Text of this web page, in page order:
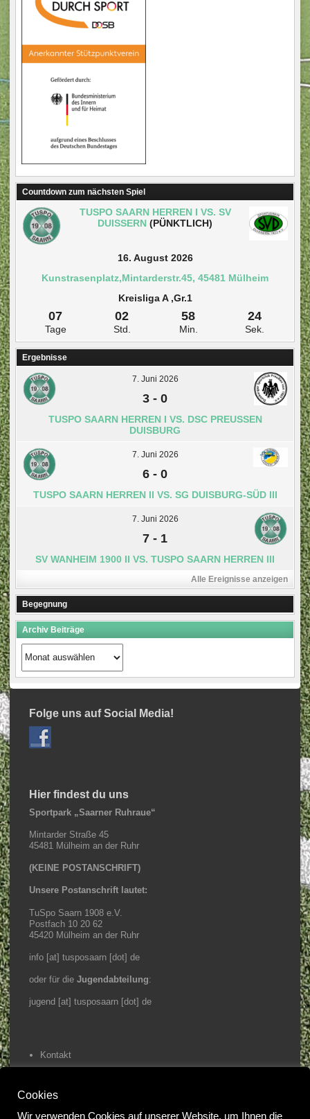
Countdown zum nächsten Spiel
TUSPO SAARN HERREN I VS. SV
DUISSERN (PÜNKTLICH)
16. August 2026
Kunstrasenplatz,Mintarderstr.45, 45481 Mülheim
Kreisliga A ,Gr.1
07
Tage
02
Std.
58
Min.
24
Sek.
Ergebnisse
7. Juni 2026
3 - 0
TUSPO SAARN HERREN I VS. DSC PREUSSEN D
UISBURG
7. Juni 2026
6 - 0
TUSPO SAARN HERREN II VS. SG DUISBURG-SÜD III
7. Juni 2026
7 - 1
SV WANHEIM 1900 II VS. TUSPO SAARN HERREN III
Alle Ereignisse anzeigen
Begegnung
Archiv Beiträge
Archiv
Beiträge
Folge uns auf Social Media!
Hier findest du uns
Sportpark „Saarner Ruhraue“
Mintarder Straße 45
45481 Mülheim an der Ruhr
(KEINE POSTANSCHRIFT)
Unsere Postanschrift lautet:
TuSpo Saarn 1908 e.V.
Postfach 10 20 62
45420 Mülheim an der Ruhr
info [at] tusposaarn [dot] de
oder für die Jugendabteilung:
jugend [at] tusposaarn [dot] de
Kontakt
Home
Cookies
Wir verwenden Cookies auf unserer Website, um Ihnen die